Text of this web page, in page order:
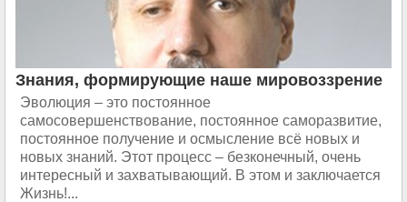
Знания, формирующие наше мировоззрение
Эволюция – это постоянное
самосовершенствование, постоянное саморазвитие,
постоянное получение и осмысление всё новых и
новых знаний. Этот процесс – безконечный, очень
интересный и захватывающий. В этом и заключается
Жизнь!...